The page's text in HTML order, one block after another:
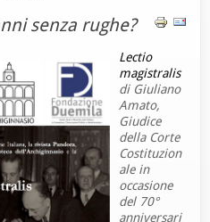
senza rughe?
Lectio
magistralis
di Giuliano
Amato,
Giudice
della Corte
Costituzion
ale in
occasione
del 70°
anniversari